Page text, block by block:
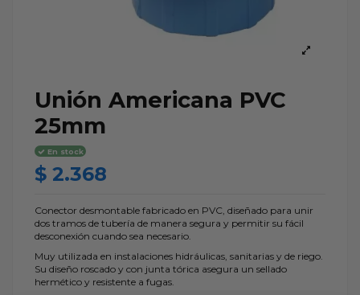
Unión Americana PVC
25mm
En stock
$ 2.368
Conector desmontable fabricado en PVC, diseñado para unir
dos tramos de tubería de manera segura y permitir su fácil
desconexión cuando sea necesario.
Muy utilizada en instalaciones hidráulicas, sanitarias y de riego.
Su diseño roscado y con junta tórica asegura un sellado
hermético y resistente a fugas.